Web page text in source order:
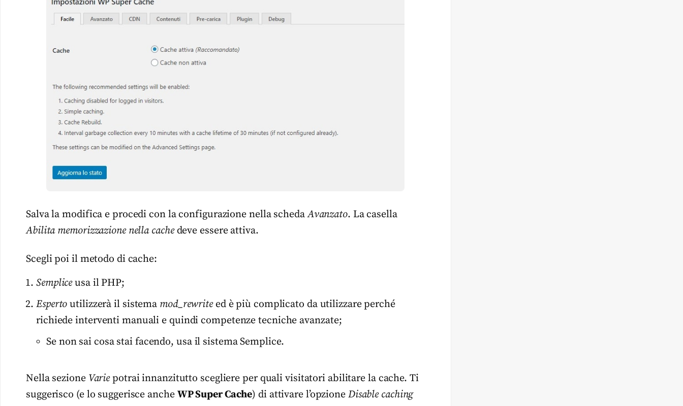
Salva la modifica e procedi con la configurazione nella schedaAvanzato. La casella
Abilita memorizzazione nella cachedeve essere attiva.
Scegli poi il metodo di cache:
Sempliceusa il PHP;
Esperto utilizzerà il sistema mod_rewriteed è più complicato da utilizzare perché
richiede interventi manuali e quindi competenze tecniche avanzate;
Se non sai cosa stai facendo, usa il sistema Semplice.
Nella sezione Variepotrai innanzitutto scegliere per quali visitatori abilitare la cache. Ti
suggerisco (e lo suggerisce anche WP Super Cache) di attivare l’opzione Disable caching